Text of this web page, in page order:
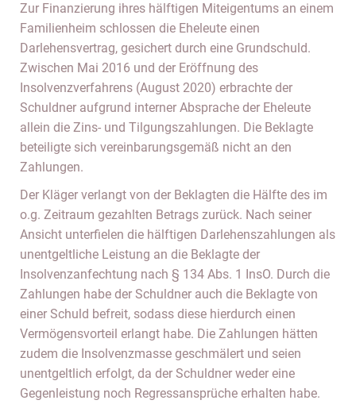
Zur Finanzierung ihres hälftigen Miteigentums an einem
Familienheim schlossen die Eheleute einen
Darlehensvertrag, gesichert durch eine Grundschuld.
Zwischen Mai 2016 und der Eröffnung des
Insolvenzverfahrens (August 2020) erbrachte der
Schuldner aufgrund interner Absprache der Eheleute
allein die Zins- und Tilgungszahlungen. Die Beklagte
beteiligte sich vereinbarungsgemäß nicht an den
Zahlungen.
Der Kläger verlangt von der Beklagten die Hälfte des im
o.g. Zeitraum gezahlten Betrags zurück. Nach seiner
Ansicht unterfielen die hälftigen Darlehenszahlungen als
unentgeltliche Leistung an die Beklagte der
Insolvenzanfechtung nach § 134 Abs. 1 InsO. Durch die
Zahlungen habe der Schuldner auch die Beklagte von
einer Schuld befreit, sodass diese hierdurch einen
Vermögensvorteil erlangt habe. Die Zahlungen hätten
zudem die Insolvenzmasse geschmälert und seien
unentgeltlich erfolgt, da der Schuldner weder eine
Gegenleistung noch Regressansprüche erhalten habe.